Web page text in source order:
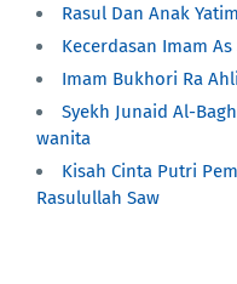
Rasul Dan Anak Yatim
Kecerdasan Imam As
Imam Bukhori Ra
Syekh Junaid Al-
wanita
Kisah Cinta Putri
Rasulullah Saw